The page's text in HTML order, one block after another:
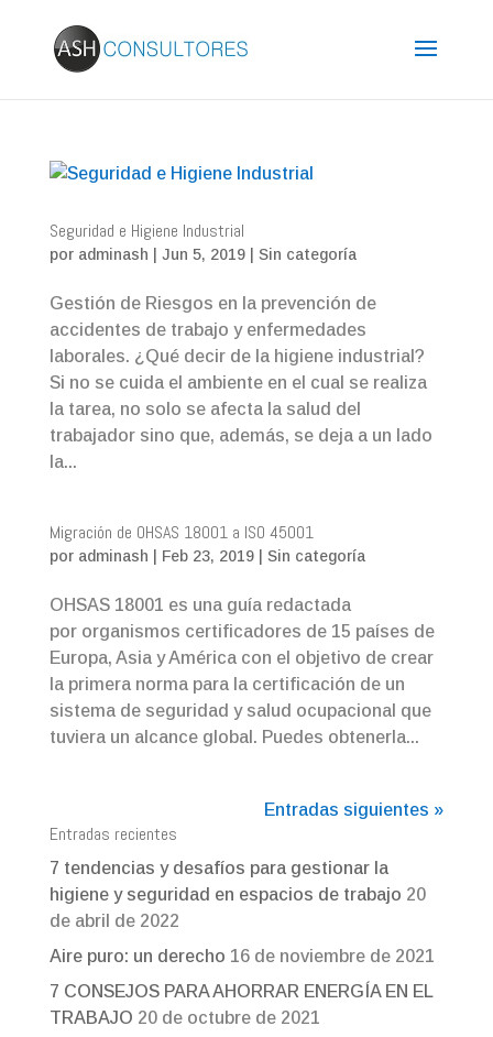
Seguridad e Higiene Industrial
por adminash Jun 5, 2019| Sin categoría
Gestión de Riesgos en la prevención de
accidentes de trabajo y enfermedades
laborales. ¿Qué decir de la higiene industrial?
Si no se cuida el ambiente en el cual se realiza
la tarea, no solo se afecta la salud del
trabajador sino que, además, se deja a un lado
la...
Migración de OHSAS 18001 a ISO 45001
por adminash Feb 23, 2019| Sin categoría
OHSAS 18001 es una guía redactada
por organismos certificadores de 15 países de
Europa, Asia y América con el objetivo de crear
la primera norma para la certificación de un
sistema de seguridad y salud ocupacional que
tuviera un alcance global. Puedes obtenerla...
Entradas siguientes »
Entradas recientes
7 tendencias y desafíos para gestionar la
higiene y seguridad en espacios de trabajo 20
de abril de 2022
Aire puro: un derecho 16 de noviembre de 2021
7 CONSEJOS PARA AHORRAR ENERGÍA EN EL
TRABAJO 20 de octubre de 2021